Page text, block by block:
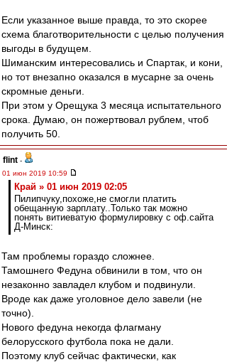
Если указанное выше правда, то это скорее
схема благотворительности с целью получения
выгоды в будущем.
Шиманским интересовались и Спартак, и кони,
но тот внезапно оказался в мусарне за очень
скромные деньги.
При этом у Орещука 3 месяца испытательного
срока. Думаю, он пожертвовал рублем, чтоб
получить 50.
flint -
01 июн 2019 10:59
Край » 01 июн 2019 02:05
Пилипчуку,похоже,не смогли платить
обещанную зарплату..Только так можно
понять витиеватую формулировку с оф.сайта
Д-Минск:
Там проблемы гораздо сложнее.
Тамошнего Федуна обвинили в том, что он
незаконно завладел клубом и подвинули.
Вроде как даже уголовное дело завели (не
точно).
Нового федуна некогда флагману
белорусского футбола пока не дали.
Поэтому клуб сейчас фактически, как